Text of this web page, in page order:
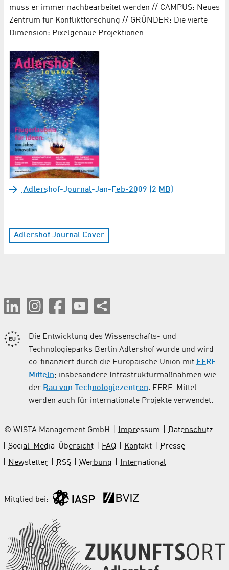
muss er immer nachbearbeitet werden // CAMPUS: Neues
Zentrum für Konfliktforschung // GRÜNDER: Die vierte
Dimension: Pixelgenaue Projektionen
Adlershof-Journal-Jan-Feb-2009 (2 MB)
Adlershof Journal Cover
Die Entwicklung des Wissenschafts- und
Technologieparks Berlin Adlershof wurde und wird
co-finanziert durch die Europäische Union mit EFRE-
Mitteln; insbesondere Infrastrukturmaßnahmen wie
der Bau von Technologiezentren. EFRE-Mittel
werden auch für internationale Projekte verwendet.
© WISTA Management GmbH Impressum
Datenschutz
Social-Media-Übersicht
FAQ Kontakt
Presse
Newsletter
RSS Werbung International
Mitglied bei: